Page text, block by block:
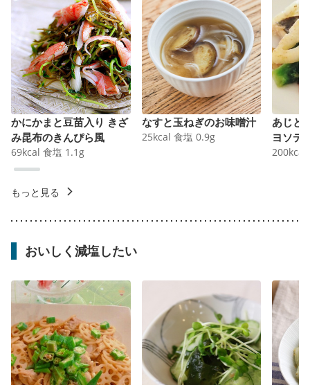
かにかまと豆苗入り きざ
み昆布のきんぴら風
69kcal 食塩 1.1 g
なすと玉ねぎのお味噌汁
25kcal 食塩 0.9g
あじと
ヨソテ
200kcal
もっと見る
おいしく減塩したい